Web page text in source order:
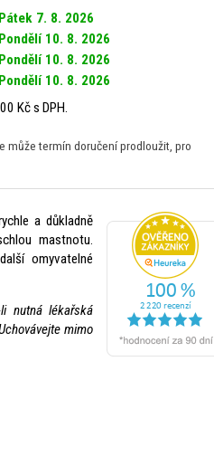
Pátek 7. 8. 2026
Pondělí 10. 8. 2026
Pondělí 10. 8. 2026
Pondělí 10. 8. 2026
Kč s DPH.
může termín doručení prodloužit, pro
a důkladně
mastnotu.
omyvatelné
nutná lékařská
mimo